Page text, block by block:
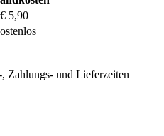
€ 5,90
Zahlungs- und Lieferzeiten